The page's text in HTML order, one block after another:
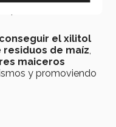
el xilitol
de maíz
maiceros
y promoviendo